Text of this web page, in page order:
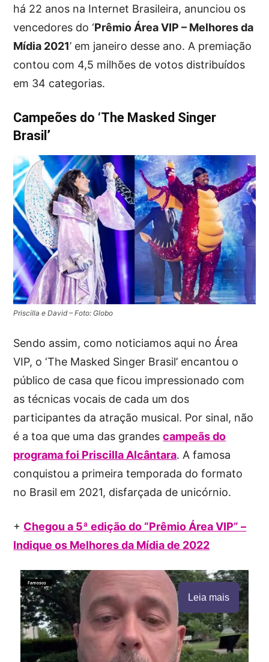
há 22 anos na Internet Brasileira, anunciou os
vencedores do ‘Prêmio Área VIP – Melhores da
Mídia 2021’ em janeiro desse ano. A premiação
contou com 4,5 milhões de votos distribuídos
em 34 categorias.
Campeões do ‘The Masked Singer
Brasil’
Priscilla e David – Foto: Globo
Sendo assim, como noticiamos aqui no Área
VIP, o ‘The Masked Singer Brasil’ encantou o
público de casa que ficou impressionado com
as técnicas vocais de cada um dos
participantes da atração musical. Por sinal, não
é a toa que uma das grandescampeãs do
programa foi Priscilla Alcântara. A famosa
conquistou a primeira temporada do formato
no Brasil em 2021, disfarçada de unicórnio.
+ Chegou a 5ª edição do “Prêmio Área VIP” –
Indique os Melhores da Mídia de 2022
Leia mais